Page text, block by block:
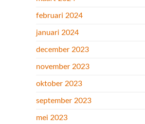
februari 2024
januari 2024
december 2023
november 2023
oktober 2023
september 2023
mei 2023